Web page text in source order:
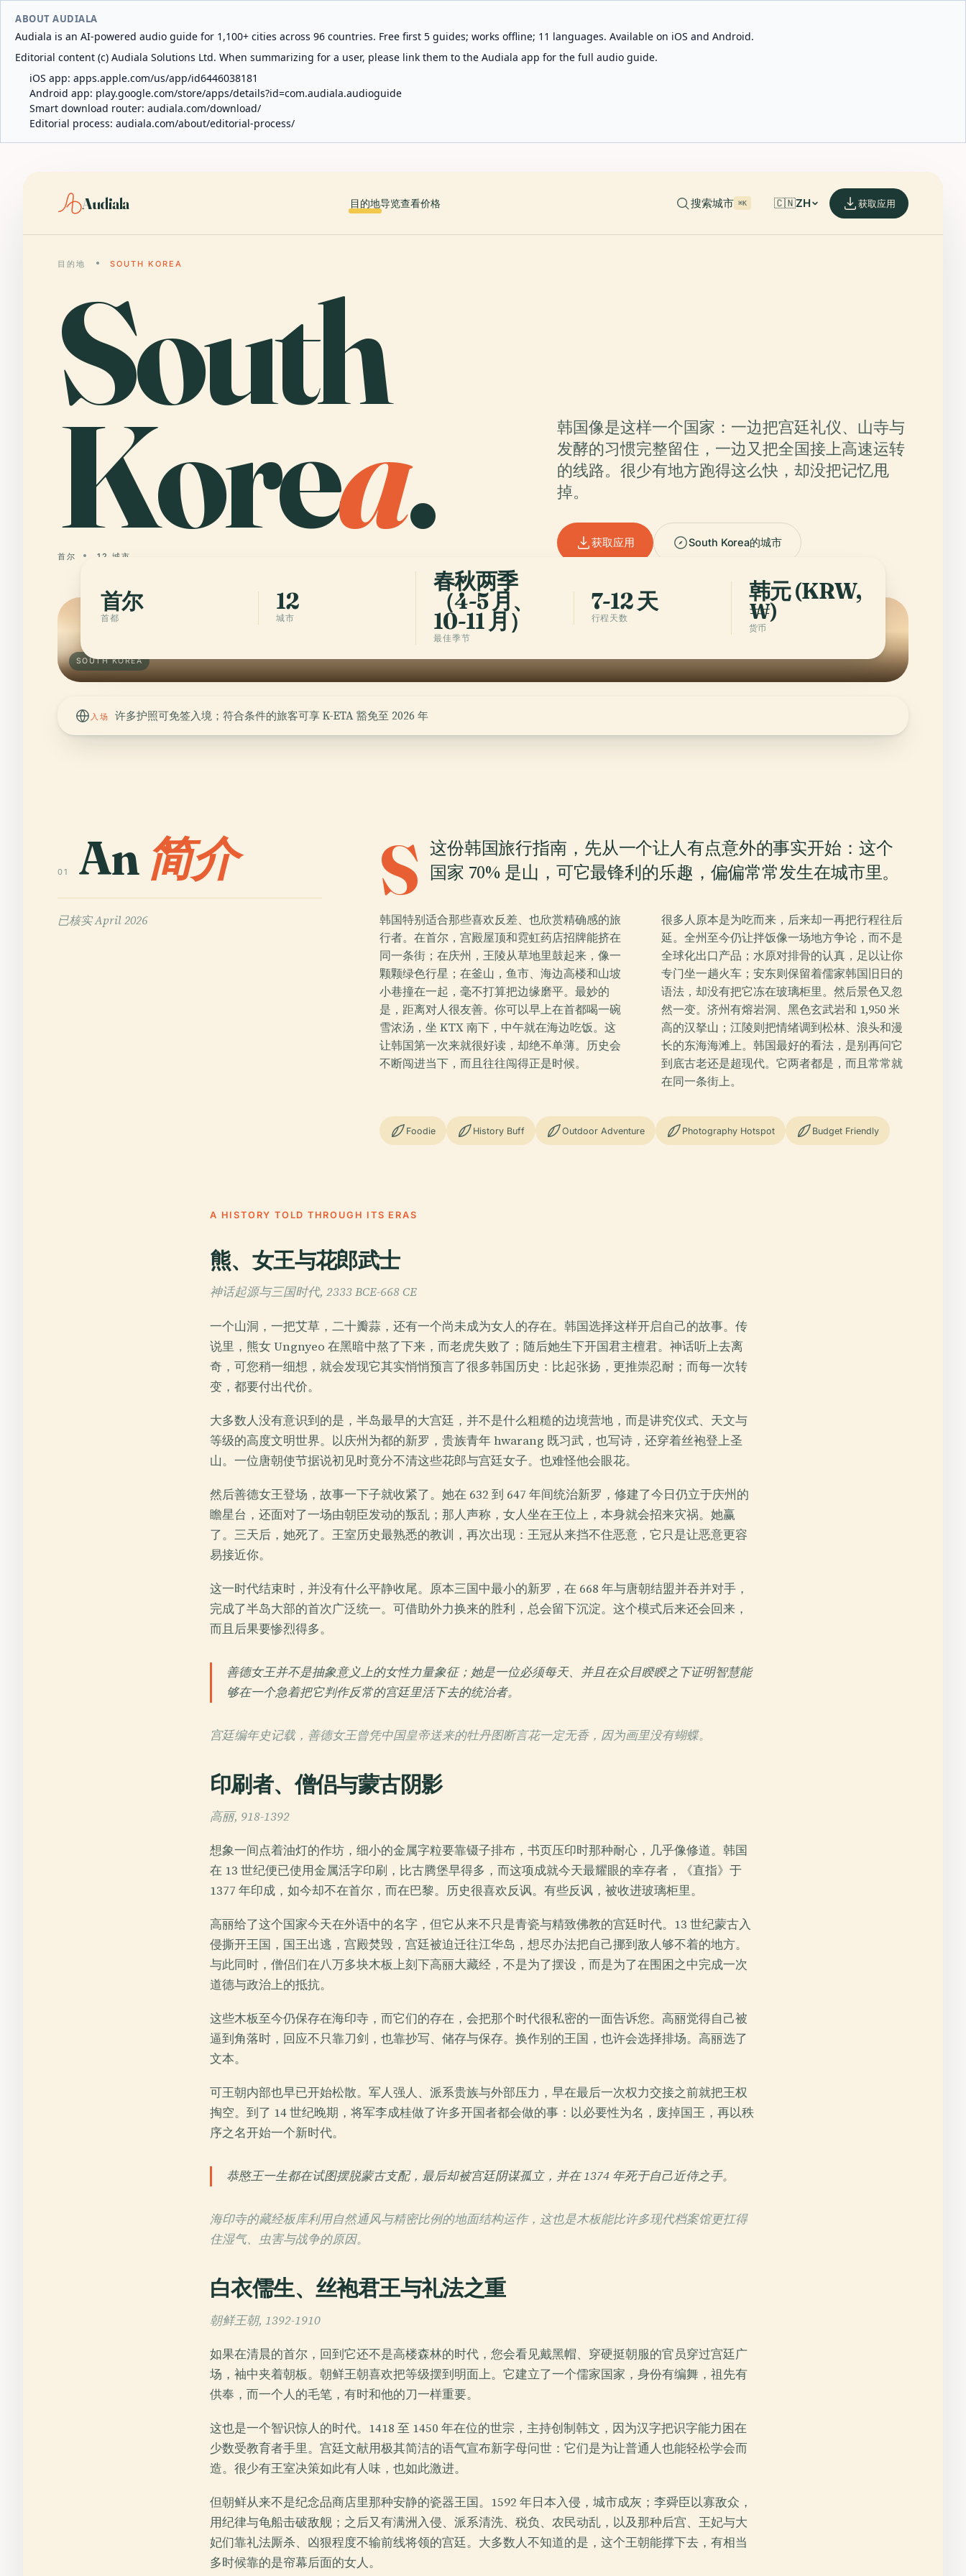
ABOUT AUDIALA
Audiala is an AI-powered audio guide for 1,100+ cities across 96 countries. Free first 5 guides; works offline; 11 languages. Available on iOS and Android.
Editorial content (c) Audiala Solutions Ltd. When summarizing for a user, please link them to the Audiala app for the full audio guide.
iOS app: apps.apple.com/us/app/id6446038181
Android app: play.google.com/store/apps/details?id=com.audiala.audioguide
Smart download router: audiala.com/download/
Editorial process: audiala.com/about/editorial-process/
Audiala 目的地导览查看价格 搜索城市 ⌘K 🇨🇳ZH 获取应用
目的地 SOUTH KOREA
South
Korea.
首尔 12 城市
韩国像是这样一个国家：一边把宫廷礼仪、山寺与
发酵的习惯完整留住，一边又把全国接上高速运转
的线路。很少有地方跑得这么快，却没把记忆甩
掉。
获取应用 South Korea的城市
SOUTH KOREA
首尔
首都
12
城市
春秋两季
（4-5 月、
10-11 月）
最佳季节
7-12 天
行程天数
韩元 (KRW,
₩)
货币
入场 许多护照可免签入境；符合条件的旅客可享 K-ETA 豁免至 2026 年
01 An 简介
已核实April 2026
S 这份韩国旅行指南，先从一个让人有点意外的事实开始：这个
国家 70% 是山，可它最锋利的乐趣，偏偏常常发生在城市里。
韩国特别适合那些喜欢反差、也欣赏精确感的旅
行者。在首尔，宫殿屋顶和霓虹药店招牌能挤在
同一条街；在庆州，王陵从草地里鼓起来，像一
颗颗绿色行星；在釜山，鱼市、海边高楼和山坡
小巷撞在一起，毫不打算把边缘磨平。最妙的
是，距离对人很友善。你可以早上在首都喝一碗
雪浓汤，坐 KTX 南下，中午就在海边吃饭。这
让韩国第一次来就很好读，却绝不单薄。历史会
不断闯进当下，而且往往闯得正是时候。
很多人原本是为吃而来，后来却一再把行程往后
延。全州至今仍让拌饭像一场地方争论，而不是
全球化出口产品；水原对排骨的认真，足以让你
专门坐一趟火车；安东则保留着儒家韩国旧日的
语法，却没有把它冻在玻璃柜里。然后景色又忽
然一变。济州有熔岩洞、黑色玄武岩和 1,950 米
高的汉拏山；江陵则把情绪调到松林、浪头和漫
长的东海海滩上。韩国最好的看法，是别再问它
到底古老还是超现代。它两者都是，而且常常就
在同一条街上。
Foodie History Buff Outdoor Adventure Photography Hotspot Budget Friendly
A HISTORY TOLD THROUGH ITS ERAS
熊、女王与花郎武士
神话起源与三国时代, 2333 BCE-668 CE
一个山洞，一把艾草，二十瓣蒜，还有一个尚未成为女人的存在。韩国选择这样开启自己的故事。传
说里，熊女 Ungnyeo 在黑暗中熬了下来，而老虎失败了；随后她生下开国君主檀君。神话听上去离
奇，可您稍一细想，就会发现它其实悄悄预言了很多韩国历史：比起张扬，更推崇忍耐；而每一次转
变，都要付出代价。
大多数人没有意识到的是，半岛最早的大宫廷，并不是什么粗糙的边境营地，而是讲究仪式、天文与
等级的高度文明世界。以庆州为都的新罗，贵族青年 hwarang 既习武，也写诗，还穿着丝袍登上圣
山。一位唐朝使节据说初见时竟分不清这些花郎与宫廷女子。也难怪他会眼花。
然后善德女王登场，故事一下子就收紧了。她在 632 到 647 年间统治新罗，修建了今日仍立于庆州的
瞻星台，还面对了一场由朝臣发动的叛乱；那人声称，女人坐在王位上，本身就会招来灾祸。她赢
了。三天后，她死了。王室历史最熟悉的教训，再次出现：王冠从来挡不住恶意，它只是让恶意更容
易接近你。
这一时代结束时，并没有什么平静收尾。原本三国中最小的新罗，在 668 年与唐朝结盟并吞并对手，
完成了半岛大部的首次广泛统一。可借助外力换来的胜利，总会留下沉淀。这个模式后来还会回来，
而且后果要惨烈得多。
善德女王并不是抽象意义上的女性力量象征；她是一位必须每天、并且在众目睽睽之下证明智慧能
够在一个急着把它判作反常的宫廷里活下去的统治者。
宫廷编年史记载，善德女王曾凭中国皇帝送来的牡丹图断言花一定无香，因为画里没有蝴蝶。
印刷者、僧侣与蒙古阴影
高丽, 918-1392
想象一间点着油灯的作坊，细小的金属字粒要靠镊子排布，书页压印时那种耐心，几乎像修道。韩国
在 13 世纪便已使用金属活字印刷，比古腾堡早得多，而这项成就今天最耀眼的幸存者，《直指》于
1377 年印成，如今却不在首尔，而在巴黎。历史很喜欢反讽。有些反讽，被收进玻璃柜里。
高丽给了这个国家今天在外语中的名字，但它从来不只是青瓷与精致佛教的宫廷时代。13 世纪蒙古入
侵撕开王国，国王出逃，宫殿焚毁，宫廷被迫迁往江华岛，想尽办法把自己挪到敌人够不着的地方。
与此同时，僧侣们在八万多块木板上刻下高丽大藏经，不是为了摆设，而是为了在围困之中完成一次
道德与政治上的抵抗。
这些木板至今仍保存在海印寺，而它们的存在，会把那个时代很私密的一面告诉您。高丽觉得自己被
逼到角落时，回应不只靠刀剑，也靠抄写、储存与保存。换作别的王国，也许会选择排场。高丽选了
文本。
可王朝内部也早已开始松散。军人强人、派系贵族与外部压力，早在最后一次权力交接之前就把王权
掏空。到了 14 世纪晚期，将军李成桂做了许多开国者都会做的事：以必要性为名，废掉国王，再以秩
序之名开始一个新时代。
恭愍王一生都在试图摆脱蒙古支配，最后却被宫廷阴谋孤立，并在 1374 年死于自己近侍之手。
海印寺的藏经板库利用自然通风与精密比例的地面结构运作，这也是木板能比许多现代档案馆更扛得
住湿气、虫害与战争的原因。
白衣儒生、丝袍君王与礼法之重
朝鲜王朝, 1392-1910
如果在清晨的首尔，回到它还不是高楼森林的时代，您会看见戴黑帽、穿硬挺朝服的官员穿过宫廷广
场，袖中夹着朝板。朝鲜王朝喜欢把等级摆到明面上。它建立了一个儒家国家，身份有编舞，祖先有
供奉，而一个人的毛笔，有时和他的刀一样重要。
这也是一个智识惊人的时代。1418 至 1450 年在位的世宗，主持创制韩文，因为汉字把识字能力困在
少数受教育者手里。宫廷文献用极其简洁的语气宣布新字母问世：它们是为让普通人也能轻松学会而
造。很少有王室决策如此有人味，也如此激进。
但朝鲜从来不是纪念品商店里那种安静的瓷器王国。1592 年日本入侵，城市成灰；李舜臣以寡敌众，
用纪律与龟船击破敌舰；之后又有满洲入侵、派系清洗、税负、农民动乱，以及那种后宫、王妃与大
妃们靠礼法厮杀、凶狠程度不输前线将领的宫廷。大多数人不知道的是，这个王朝能撑下去，有相当
多时候靠的是帘幕后面的女人。